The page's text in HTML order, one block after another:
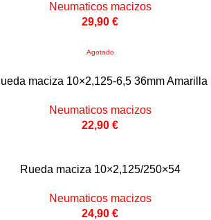
Neumaticos macizos
29,90€
Agotado
maciza 10×2,125-6,5 36mm Amarilla
Neumaticos macizos
22,90€
Rueda maciza 10×2,125/250×54
Neumaticos macizos
24,90€